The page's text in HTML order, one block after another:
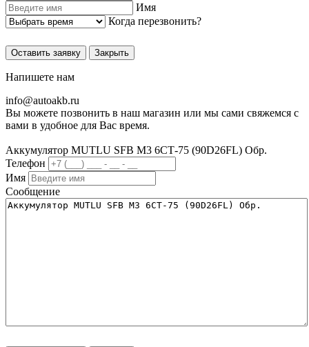
Имя
Когда перезвонить?
Оставить заявку Закрыть
Напишете нам
info@autoakb.ru
Вы можете позвонить в наш магазин или мы сами свяжемся с
вами в удобное для Вас время.
Аккумулятор MUTLU SFB M3 6СТ-75 (90D26FL) Обр.
Телефон
Имя
Сообщение